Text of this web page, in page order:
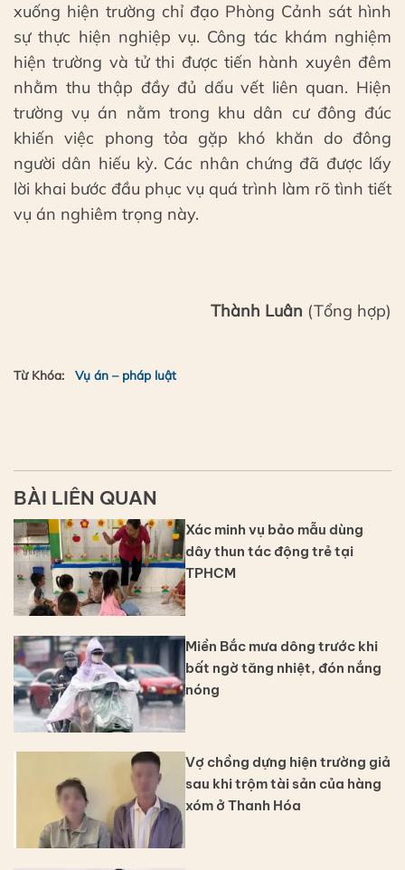
xuống hiện trường chỉ đạo Phòng Cảnh sát hình
sự thực hiện nghiệp vụ. Công tác khám nghiệm
hiện trường và tử thi được tiến hành xuyên đêm
nhằm thu thập đầy đủ dấu vết liên quan. Hiện
trường vụ án nằm trong khu dân cư đông đúc
khiến việc phong tỏa gặp khó khăn do đông
người dân hiếu kỳ. Các nhân chứng đã được lấy
lời khai bước đầu phục vụ quá trình làm rõ tình tiết
vụ án nghiêm trọng này.
Thành Luân (Tổng hợp)
Từ Khóa: Vụ án – pháp luật
BÀI LIÊN QUAN
Xác minh vụ bảo mẫu dùng
dây thun tác động trẻ tại
TPHCM
Miền Bắc mưa dông trước khi
bất ngờ tăng nhiệt, đón nắng
nóng
Vợ chồng dựng hiện trường giả
sau khi trộm tài sản của hàng
xóm ở Thanh Hóa